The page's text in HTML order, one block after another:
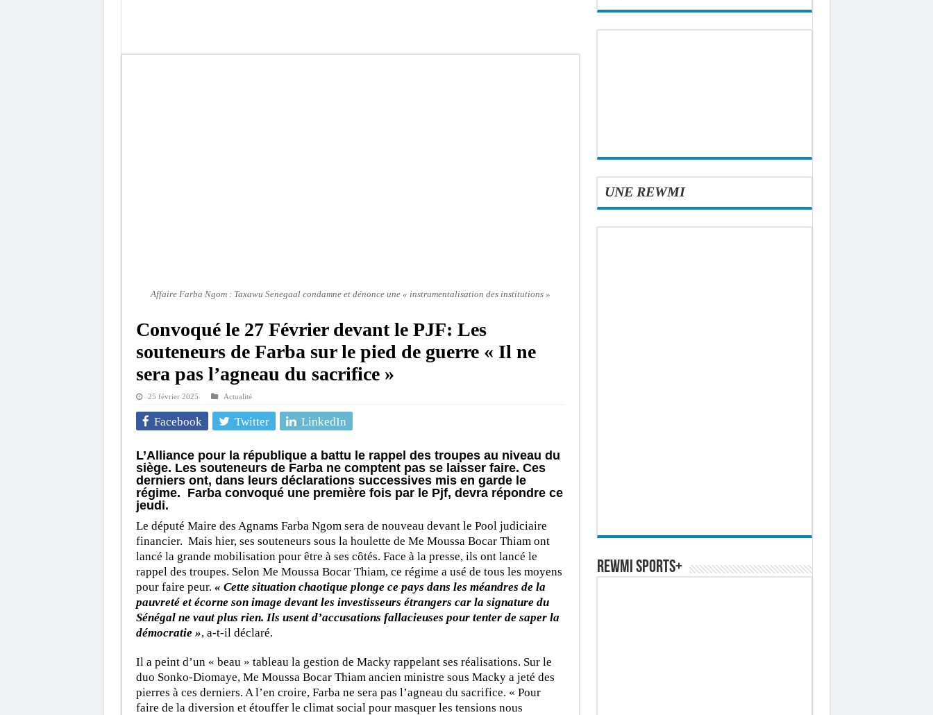
Affaire Farba Ngom : Taxawu Senegaal condamne et dénonce une « instrumentalisation des institutions »
Convoqué le 27 Février devant le PJF: Les
souteneurs de Farba sur le pied de guerre « Il ne
sera pas l’agneau du sacrifice »
25 février 2025 Actualité
Facebook Twitter LinkedIn
L’Alliance pour la république a battu le rappel des troupes au niveau du
siège. Les souteneurs de Farba ne comptent pas se laisser faire. Ces
derniers ont, dans leurs déclarations successives mis en garde le
régime. Farba convoqué une première fois par le Pjf, devra répondre ce
jeudi.
Le député Maire des Agnams Farba Ngom sera de nouveau devant le Pool judiciaire
financier. Mais hier, ses souteneurs sous la houlette de Me Moussa Bocar Thiam ont
lancé la grande mobilisation pour être à ses côtés. Face à la presse, ils ont lancé le
rappel des troupes. Selon Me Moussa Bocar Thiam, ce régime a usé de tous les moyens
pour faire peur. « Cette situation chaotique plonge ce pays dans les méandres de la
pauvreté et écorne son image devant les investisseurs étrangers car la signature du
Sénégal ne vaut plus rien. Ils usent d’accusations fallacieuses pour tenter de saper la
démocratie », a-t-il déclaré.
Il a peint d’un « beau » tableau la gestion de Macky rappelant ses réalisations. Sur le
duo Sonko-Diomaye, Me Moussa Bocar Thiam ancien ministre sous Macky a jeté des
pierres à ces derniers. A l’en croire, Farba ne sera pas l’agneau du sacrifice. « Pour
faire de la diversion et étouffer le climat social pour masquer les tensions nous
UNE REWMI
REWMI SPORTS+